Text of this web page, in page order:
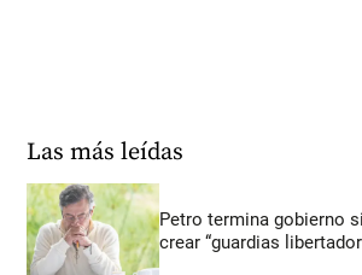
Las más leídas
Petro termina gobierno
crear “guardias